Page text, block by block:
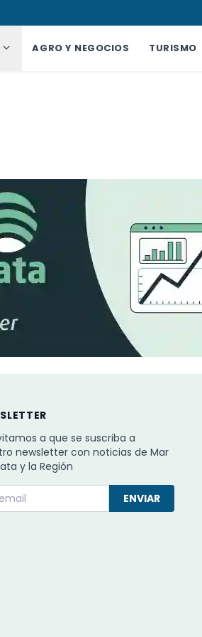
AGRO Y NEGOCIOS TURISMO
a que se suscriba a
newsletter con noticias de Mar
y la Región
ENVIAR